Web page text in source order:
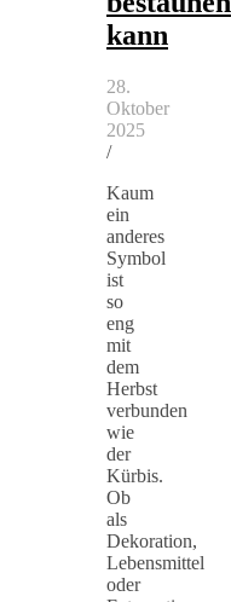
kann
28.
Oktober
2025
/
Kaum
ein
anderes
Symbol
ist
so
eng
mit
dem
Herbst
verbunden
wie
der
Kürbis.
Ob
als
Dekoration,
Lebensmittel
oder